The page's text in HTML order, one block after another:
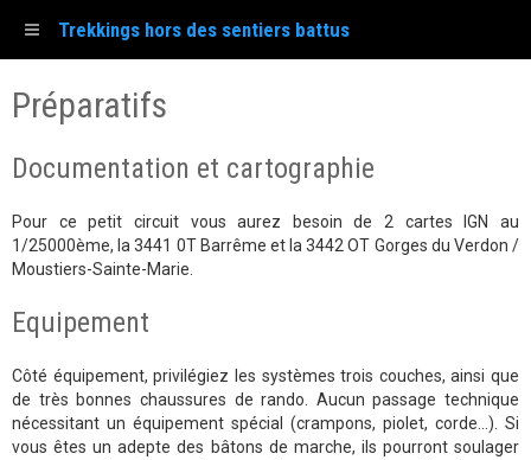
Trekkings hors des sentiers battus
Préparatifs
Documentation et cartographie
Pour ce petit circuit vous aurez besoin de 2 cartes IGN au
1/25000ème, la 3441 0T Barrême et la 3442 OT Gorges du Verdon /
Moustiers-Sainte-Marie.
Equipement
Côté équipement, privilégiez les systèmes trois couches, ainsi que
de très bonnes chaussures de rando. Aucun passage technique
nécessitant un équipement spécial (crampons, piolet, corde…). Si
vous êtes un adepte des bâtons de marche, ils pourront soulager